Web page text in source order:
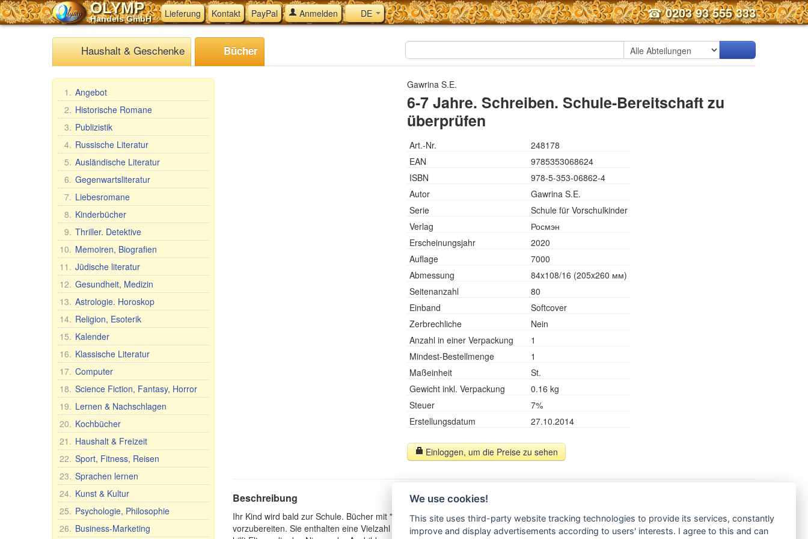
OLYMP
Handels GmbH Lieferung Kontakt PayPal Anmelden DE ☎0203 93 555 333
Haushalt & Geschenke Bücher
1. Angebot
2. Historische Romane
3. Publizistik
4. Russische Literatur
5. Ausländische Literatur
6. Gegenwartsliteratur
7. Liebesromane
8. Kinderbücher
9. Thriller. Detektive
10. Memoiren, Biografien
11. Jüdische literatur
12. Gesundheit, Medizin
13. Astrologie. Horoskop
14. Religion, Esoterik
15. Kalender
16. Klassische Literatur
17. Computer
18. Science Fiction, Fantasy, Horror
19. Lernen & Nachschlagen
20. Kochbücher
21. Haushalt & Freizeit
22. Sport, Fitness, Reisen
23. Sprachen lernen
24. Kunst & Kultur
25. Psychologie, Philosophie
26. Business-Marketing
Gawrina S.E.
6-7 Jahre. Schreiben. Schule-Bereitschaft zu
überprüfen
Art.-Nr.
248178
EAN
9785353068624
ISBN
978-5-353-06862-4
Autor
Gawrina S.E.
Serie
Schule für Vorschulkinder
Verlag
Росмэн
Erscheinungsjahr
2020
Auflage
7000
Abmessung
84x108/16 (205x260 мм)
Seitenanzahl
80
Einband
Softcover
Zerbrechliche
Nein
Anzahl in einer Verpackung
1
Mindest-Bestellmenge
1
Maßeinheit
St.
Gewicht inkl. Verpackung
0.16 kg
Steuer
7%
Erstellungsdatum
27.10.2014
Einloggen, um die Preise zu sehen
Beschreibung
Ihr Kind wird bald zur Schule. Bücher mit "School for preschool Jobs" hilft ihm, für einen erfolgreichen Einstieg in die erste Klasse
vorzubereiten. Sie enthalten eine Vielzahl von Übungen, die von erfahrenen Pädagogen und Kinderpsychologen ausgewählt. Das Buch
We use cookies!
This site uses third-party website tracking technologies to provide its services, constantly
improve and display advertisements according to users' interests. I agree to this and can